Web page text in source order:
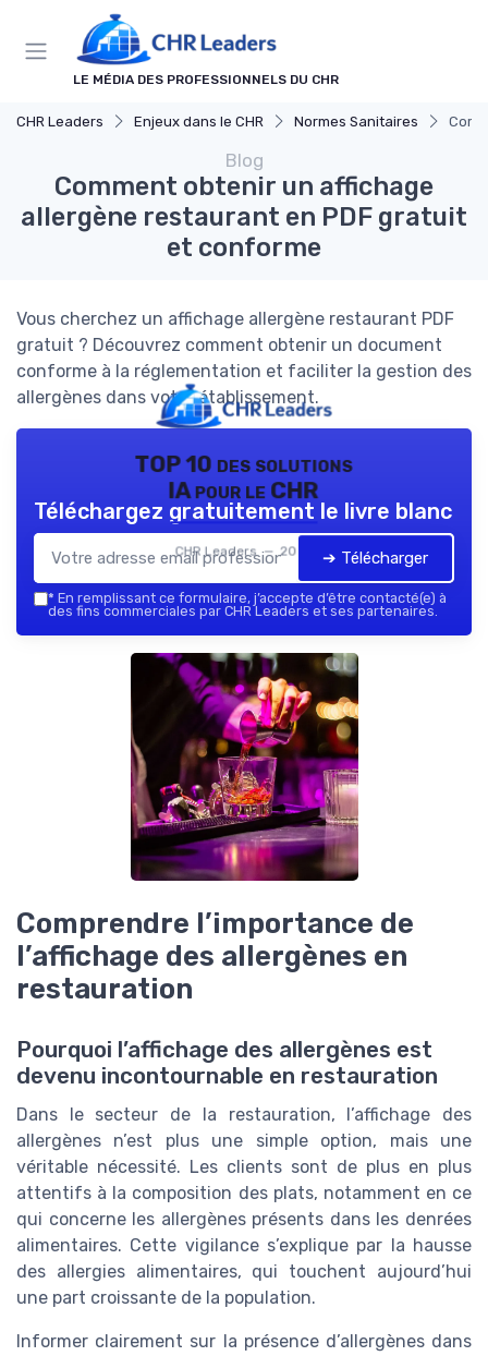
LE MÉDIA DES PROFESSIONNELS DU CHR
CHR Leaders Enjeux dans le CHR Normes Sanitaires
Blog
Comment obtenir un affichage
allergène restaurant en PDF gratuit
et conforme
Vous cherchez un affichage allergène restaurant PDF
gratuit ? Découvrez comment obtenir un document
conforme à la réglementation et faciliter la gestion des
allergènes dans votre établissement.
TOP 10 des solutions
IA pour le CHR
CHR Leaders — 2026
Téléchargez gratuitement le livre blanc
➔ Télécharger
* En remplissant ce formulaire, j’accepte d’être contacté(e) à
des fins commerciales par CHR Leaders et ses partenaires.
Comprendre l’importance de
l’affichage des allergènes en
restauration
Pourquoi l’affichage des allergènes est
devenu incontournable en restauration
Dans le secteur de la restauration, l’affichage des
allergènes n’est plus une simple option, mais une
véritable nécessité. Les clients sont de plus en plus
attentifs à la composition des plats, notamment en ce
qui concerne les allergènes présents dans les denrées
alimentaires. Cette vigilance s’explique par la hausse
des allergies alimentaires, qui touchent aujourd’hui
une part croissante de la population.
Informer clairement sur la présence d’allergènes dans
Panneau de gestion des cookies